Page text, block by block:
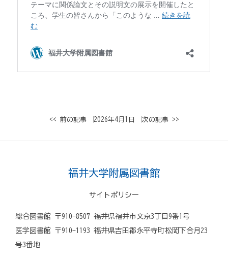
<< 前の記事│ 2026年4月1日 │ 次の記事 >>
福井大学附属図書館
サイトポリシー
総合図書館 〒910-8507 福井県福井市文京3丁目9番1号
医学図書館 〒910-1193 福井県吉田郡永平寺町松岡下合月23
号3番地